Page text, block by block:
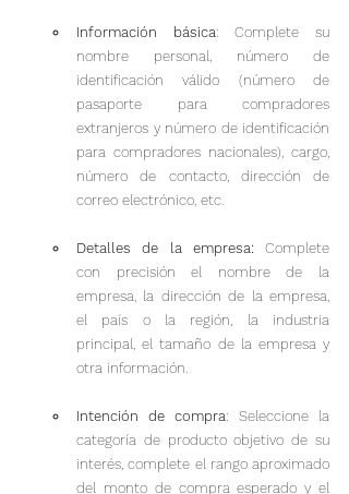
Información básica: Complete su
nombre personal, número de
identificación válido (número de
pasaporte para compradores
extranjeros y número de identificación
para compradores nacionales), cargo,
número de contacto, dirección de
correo electrónico, etc.
Detalles de la empresa: Complete
con precisión el nombre de la
empresa, la dirección de la empresa,
el país o la región, la industria
principal, el tamaño de la empresa y
otra información.
Intención de compra: Seleccione la
categoría de producto objetivo de su
interés, complete el rango aproximado
del monto de compra esperado y el